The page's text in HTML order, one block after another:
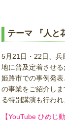
テーマ 『人と
5月21日・22日、兵
地に普及定着させ
姫路市での事例発
の事業をご紹介し
る特別講演も行われ
【YouTube ひめじ